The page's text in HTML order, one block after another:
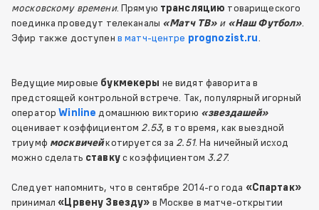
московскому времени. Прямую трансляцию товарищеского
поединка проведут телеканалы «Матч ТВ» и «Наш Футбол».
Эфир также доступен в матч-центре prognozist.ru.
Ведущие мировые букмекеры не видят фаворита в
предстоящей контрольной встрече. Так, популярный игорный
операторWinline домашнюю викторию «звездашей»
оценивает коэффициентом 2.53, в то время, как выездной
триумф москвичейкотируется за 2.51. На ничейный исход
можно сделать ставкус коэффициентом 3.27.
Следует напомнить, что в сентябре 2014-го года «Спартак»
принимал«Црвену Звезду» в Москве в матче-открытии